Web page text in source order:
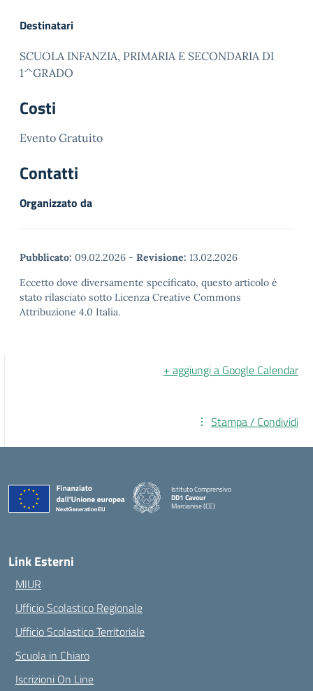
Destinatari
SCUOLA INFANZIA, PRIMARIA E SECONDARIA DI
1^GRADO
Costi
Evento Gratuito
Contatti
Organizzato da
Pubblicato: 09.02.2026 - Revisione: 13.02.2026
Eccetto dove diversamente specificato, questo articolo è
stato rilasciato sotto Licenza Creative Commons
Attribuzione 4.0 Italia.
+ aggiungi a Google Calendar
Stampa / Condividi
Istituto Comprensivo
DD1 Cavour
Marcianise (CE)
Link Esterni
MIUR
Ufficio Scolastico Regionale
Ufficio Scolastico Territoriale
Scuola in Chiaro
Iscrizioni On Line